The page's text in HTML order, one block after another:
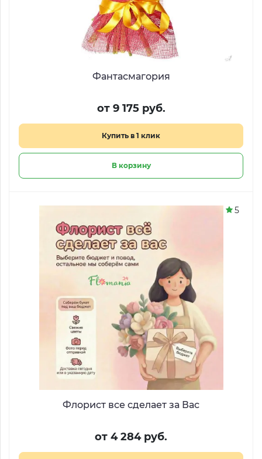
Фантасмагория
от 9 175 руб.
Купить в 1 клик
В корзину
Флорист все сделает за Вас
от 4 284 руб.
5